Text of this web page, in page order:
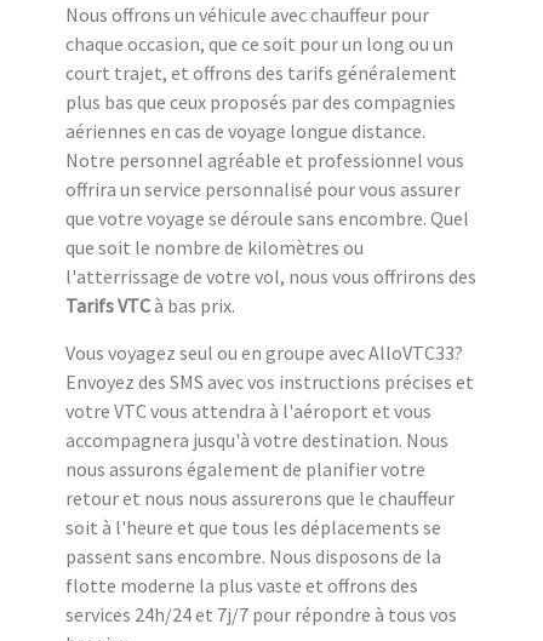
Nous offrons un véhicule avec chauffeur pour
chaque occasion, que ce soit pour un long ou un
court trajet, et offrons des tarifs généralement
plus bas que ceux proposés par des compagnies
aériennes en cas de voyage longue distance.
Notre personnel agréable et professionnel vous
offrira un service personnalisé pour vous assurer
que votre voyage se déroule sans encombre. Quel
que soit le nombre de kilomètres ou
l'atterrissage de votre vol, nous vous offrirons des
Tarifs VTCà bas prix.
Vous voyagez seul ou en groupe avec AlloVTC33?
Envoyez des SMS avec vos instructions précises et
votre VTC vous attendra à l'aéroport et vous
accompagnera jusqu'à votre destination. Nous
nous assurons également de planifier votre
retour et nous nous assurerons que le chauffeur
soit à l'heure et que tous les déplacements se
passent sans encombre. Nous disposons de la
flotte moderne la plus vaste et offrons des
services 24h/24 et 7j/7 pour répondre à tous vos